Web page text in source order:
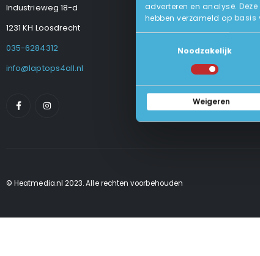
adverteren en analyse.
hebben verzameld op basis
Noodzakelijk
Weigeren
Industrieweg 18-d
1231 KH Loosdrecht
035-6284312
info@laptops4all.nl
Levering
Betalen En
Veel
Algemene
Privacy
© Heatmedia.nl 2023. Alle rechten voorbehouden